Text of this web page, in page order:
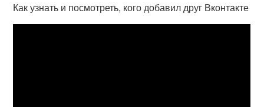
Как узнать и посмотреть, кого добавил друг Вконтакте